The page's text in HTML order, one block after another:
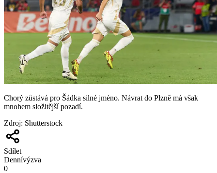
Chorý zůstává pro Šádka silné jméno. Návrat do Plzně má však
mnohem složitější pozadí.
Zdroj: Shutterstock
Sdílet
Dennívýzva
0